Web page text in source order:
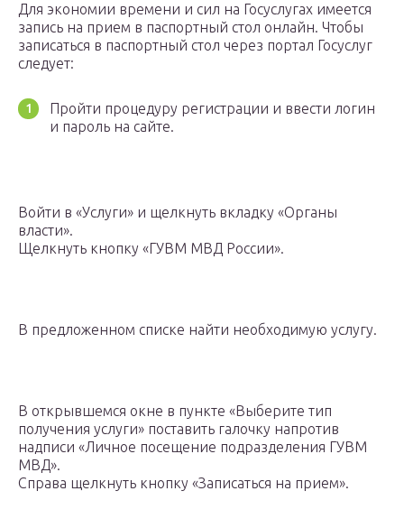
Для экономии времени и сил на Госуслугах имеется
запись на прием в паспортный стол онлайн. Чтобы
записаться в паспортный стол через портал Госуслуг
следует:
Пройти процедуру регистрации и ввести логин
и пароль на сайте.
Войти в «Услуги» и щелкнуть вкладку «Органы
власти».
Щелкнуть кнопку «ГУВМ МВД России».
В предложенном списке найти необходимую услугу.
В открывшемся окне в пункте «Выберите тип
получения услуги» поставить галочку напротив
надписи «Личное посещение подразделения ГУВМ
МВД».
Справа щелкнуть кнопку «Записаться на прием».